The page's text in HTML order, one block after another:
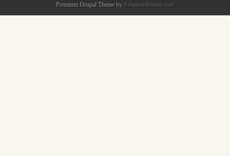
Premium Drupal Theme by Adaptivethemes.com